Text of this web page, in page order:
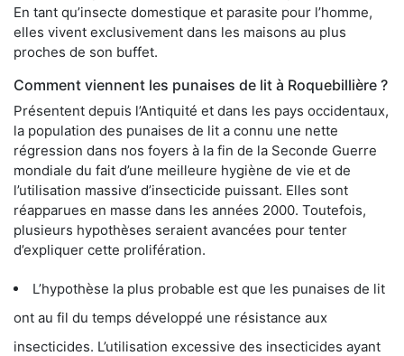
En tant qu’insecte domestique et parasite pour l’homme,
elles vivent exclusivement dans les maisons au plus
proches de son buffet.
Comment viennent les punaises de lit à Roquebillière ?
Présentent depuis l’Antiquité et dans les pays occidentaux,
la population des punaises de lit a connu une nette
régression dans nos foyers à la fin de la Seconde Guerre
mondiale du fait d’une meilleure hygiène de vie et de
l’utilisation massive d’insecticide puissant. Elles sont
réapparues en masse dans les années 2000. Toutefois,
plusieurs hypothèses seraient avancées pour tenter
d’expliquer cette prolifération.
L’hypothèse la plus probable est que les punaises de lit
ont au fil du temps développé une résistance aux
insecticides. L’utilisation excessive des insecticides ayant